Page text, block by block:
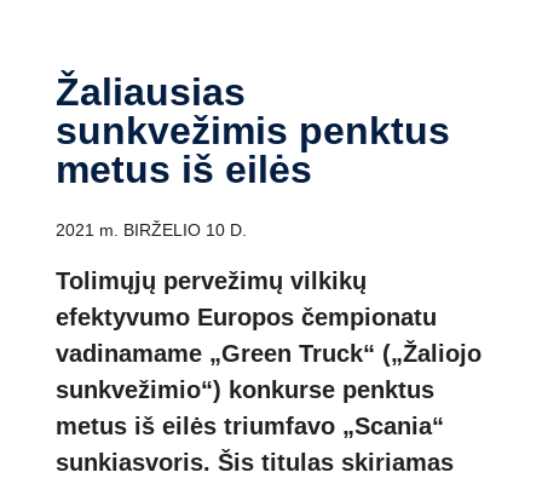
Žaliausias
sunkvežimis penktus
metus iš eilės
2021 m. BIRŽELIO 10 D.
Tolimųjų pervežimų vilkikų
efektyvumo Europos čempionatu
vadinamame „Green Truck“ („Žaliojo
sunkvežimio“) konkurse penktus
metus iš eilės triumfavo „Scania“
sunkiasvoris. Šis titulas skiriamas